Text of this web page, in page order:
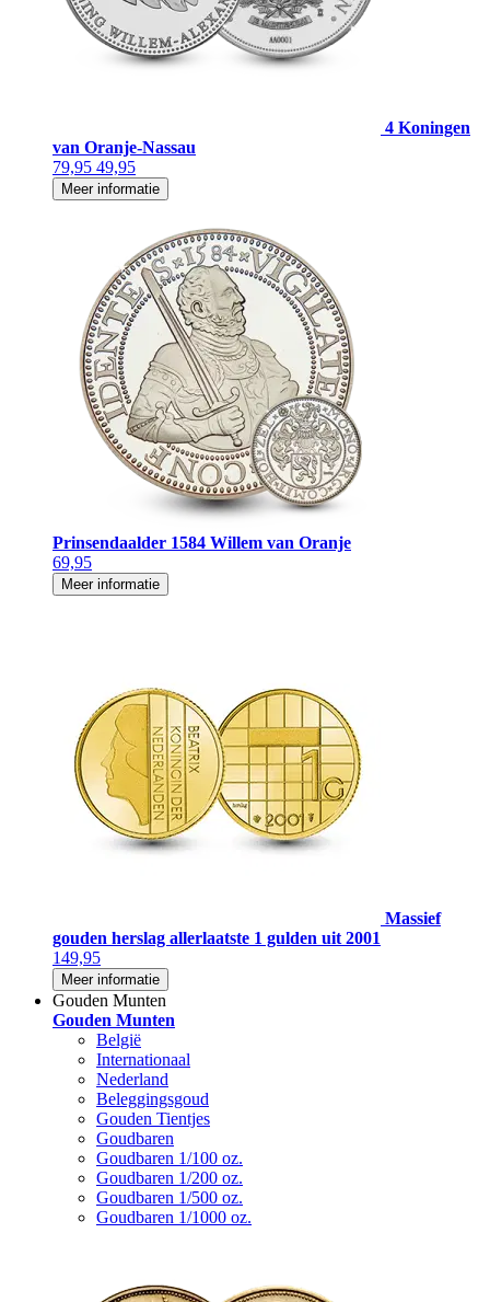
4 Koningen
van Oranje-Nassau
79,95 49,95
Meer informatie
Prinsendaalder 1584 Willem van Oranje
69,95
Meer informatie
Massief
gouden herslag allerlaatste 1 gulden uit 2001
149,95
Meer informatie
Gouden Munten
Gouden Munten
België
Internationaal
Nederland
Beleggingsgoud
Gouden Tientjes
Goudbaren
Goudbaren 1/100 oz.
Goudbaren 1/200 oz.
Goudbaren 1/500 oz.
Goudbaren 1/1000 oz.